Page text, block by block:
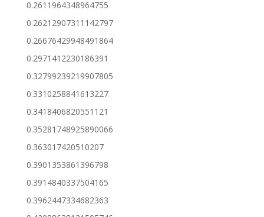
0.2611964348964755
0.26212907311142797
0.26676429948491864
0.2971412230186391
0.32799239219907805
0.3310258841613227
0.3418406820551121
0.35281748925890066
0.363017420510207
0.3901353861396798
0.3914840337504165
0.3962447334682363